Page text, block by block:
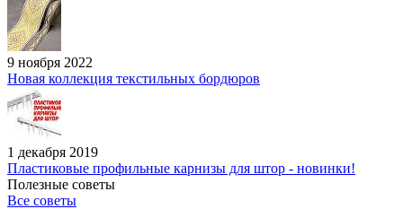
9 ноября 2022
Новая коллекция текстильных бордюров
1 декабря 2019
Пластиковые профильные карнизы для штор - новинки!
Полезные советы
Все советы